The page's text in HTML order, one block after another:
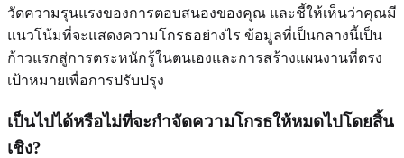
วัดความรุนแรงของการตอบสนองของคุณ และชี้ให้เห็นว่าคุณมี
แนวโน้มที่จะแสดงความโกรธอย่างไร ข้อมูลที่เป็นกลางนี้เป็น
ก้าวแรกสู่การตระหนักรู้ในตนเองและการสร้างแผนงานที่ตรง
เป้าหมายเพื่อการปรับปรุง
เป็นไปได้หรือไม่ที่จะกำจัดความโกรธให้หมดไปโดยสิ้น
เชิง?